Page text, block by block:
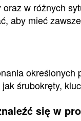
w różnych
aby mieć
śrubokręty,
się w